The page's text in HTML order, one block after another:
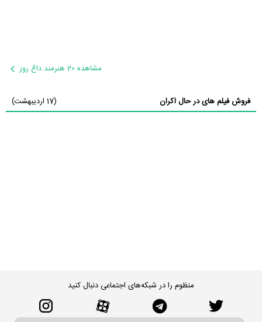
مشاهده 20 هنرمند داغ روز
فروش فیلم های در حال اکران (17 اردیبهشت)
منظوم را در شبکه‌های اجتماعی دنبال کنید